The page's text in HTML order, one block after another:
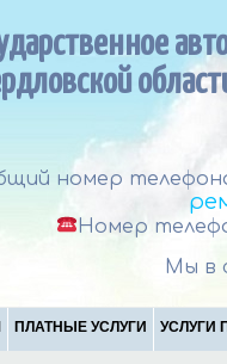
номер
Номер
Мы в
ПЛАТНЫЕ УСЛУГИ УСЛУГИ